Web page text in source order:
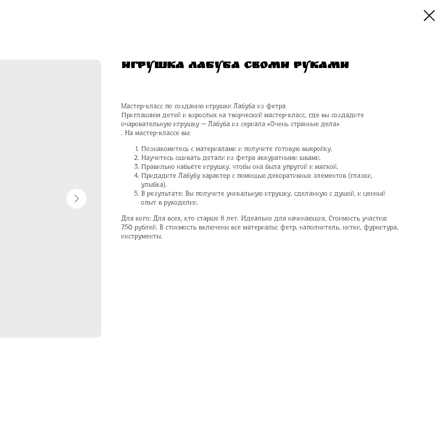
ИГРУШКА ЛАБУБА СВОМИ РУКАМИ
Мастер-класс по созданию игрушки Лабуба из фетра
Приглашаем детей и взрослых на творческий мастер-класс, где вы создадите
очаровательную игрушку — Лабуба из сериала «Очень странные дела»
. На мастер-классе вы:
Познакомитесь с материалами и получите готовую выкройку.
Научитесь сшивать детали из фетра аккуратными швами.
Правильно набьёте игрушку, чтобы она была упругой и мягкой.
Придадите Лабубу характер с помощью декоративных элементов (глазки,
улыбка).
В результате: Вы получите уникальную игрушку, сделанную с душой, и ценный
опыт в рукоделии.
Для кого: Для всех, кто старше 8 лет. Идеально для начинающих. Стоимость участия:
750 рублей. В стоимость включены все материалы: фетр, наполнитель, нитки, фурнитура,
инструменты.